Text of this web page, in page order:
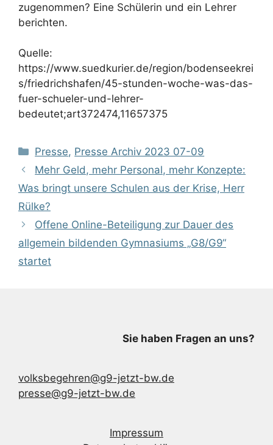
zugenommen? Eine Schülerin und ein Lehrer
berichten.
Quelle:
https://www.suedkurier.de/region/bodenseekrei
s/friedrichshafen/45-stunden-woche-was-das-
fuer-schueler-und-lehrer-
bedeutet;art372474,11657375
Kategorien
Presse, Presse Archiv 2023 07-09
Mehr Geld, mehr Personal, mehr Konzepte:
Was bringt unsere Schulen aus der Krise, Herr
Rülke?
Offene Online-Beteiligung zur Dauer des
allgemein bildenden Gymnasiums „G8/G9“
startet
Sie haben Fragen an uns?
volksbegehren@g9-jetzt-bw.de
presse@g9-jetzt-bw.de
Impressum